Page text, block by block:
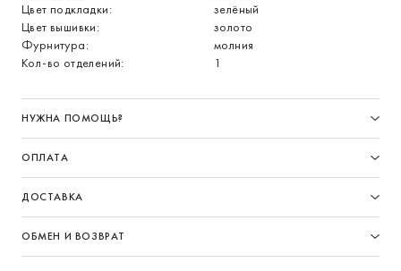
Цвет подкладки:
зелёный
Цвет вышивки:
золото
Фурнитура:
молния
Кол-во отделений:
1
НУЖНА ПОМОЩЬ?
ОПЛАТА
ДОСТАВКА
ОБМЕН И ВОЗВРАТ